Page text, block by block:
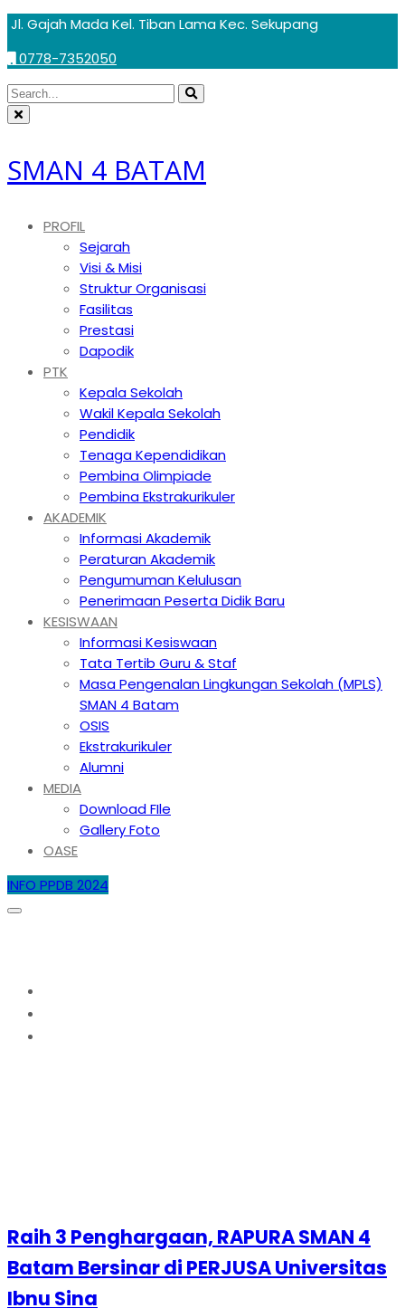
Skip
content
Jl. Gajah Mada Kel. Tiban Lama Kec. Sekupang
0778-7352050
Circular
focus
Search
for:
Search
Circular
focus
SMAN 4 BATAM
PROFIL
Sejarah
Visi & Misi
Struktur Organisasi
Fasilitas
Prestasi
Dapodik
PTK
Kepala Sekolah
Wakil Kepala Sekolah
Pendidik
Tenaga Kependidikan
Pembina Olimpiade
Pembina Ekstrakurikuler
AKADEMIK
Informasi Akademik
Peraturan Akademik
Pengumuman Kelulusan
Penerimaan Peserta Didik Baru
KESISWAAN
Informasi Kesiswaan
Tata Tertib Guru & Staf
Masa Pengenalan Lingkungan Sekolah (MPLS)
SMAN 4 Batam
OSIS
Ekstrakurikuler
Alumni
MEDIA
Download FIle
Gallery Foto
OASE
INFO PPDB 2024
Raih 3 Penghargaan, RAPURA SMAN 4
Batam Bersinar di PERJUSA Universitas
Ibnu Sina